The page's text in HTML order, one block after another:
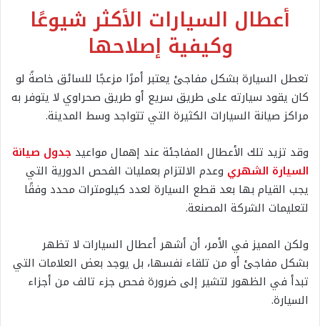
أعطال السيارات الأكثر شيوعًا
وكيفية إصلاحها
تعطل السيارة بشكل مفاجئ يعتبر أمرًا مزعجًا للسائق خاصةً لو
كان يقود سيارته على طريق سريع أو طريق صحراوي لا يتوفر به
مراكز صيانة السيارات الكثيرة التي تتواجد وسط المدينة.
وقد تزيد تلك الأعطال المفاجئة عند إهمال مواعيد جدول صيانة
السيارة الشهري وعدم الالتزام بعمليات الفحص الدورية التي
يجب القيام بها بعد قطع السيارة لعدد كيلومترات محدد وفقًا
لتعليمات الشركة المصنعة.
ولكن المميز في الأمر، أن أشهر أعطال السيارات لا تظهر
بشكل مفاجئ أو من تلقاء نفسها، بل يوجد بعض العلامات التي
تبدأ في الظهور لتشير إلى ضرورة فحص جزء تالف من أجزاء
السيارة.